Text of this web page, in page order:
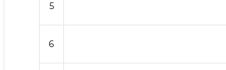
5
6